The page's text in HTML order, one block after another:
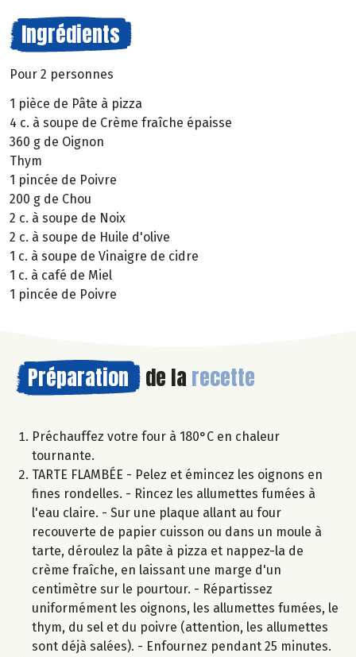
Ingrédients
Pour 2 personnes
1 pièce de Pâte à pizza
4 c. à soupe de Crème fraîche épaisse
360 g de Oignon
Thym
1 pincée de Poivre
200 g de Chou
2 c. à soupe de Noix
2 c. à soupe de Huile d'olive
1 c. à soupe de Vinaigre de cidre
1 c. à café de Miel
1 pincée de Poivre
Préparation de la recette
Préchauffez votre four à 180°C en chaleur
tournante.
TARTE FLAMBÉE - Pelez et émincez les oignons en
fines rondelles. - Rincez les allumettes fumées à
l'eau claire. - Sur une plaque allant au four
recouverte de papier cuisson ou dans un moule à
tarte, déroulez la pâte à pizza et nappez-la de
crème fraîche, en laissant une marge d'un
centimètre sur le pourtour. - Répartissez
uniformément les oignons, les allumettes fumées, le
thym, du sel et du poivre (attention, les allumettes
sont déjà salées). - Enfournez pendant 25 minutes.